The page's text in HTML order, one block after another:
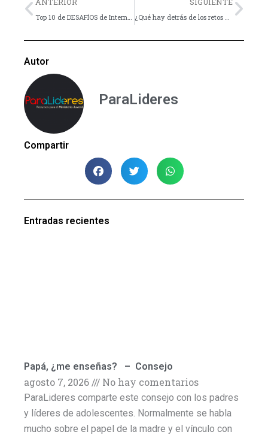
Autor
ParaLideres
Compartir
Entradas recientes
Papá, ¿me enseñas? – Consejo
agosto 7, 2026 No hay comentarios
ParaLideres comparte este consejo con los padres
y líderes de adolescentes. Normalmente se habla
mucho sobre el papel de la madre y el vínculo con